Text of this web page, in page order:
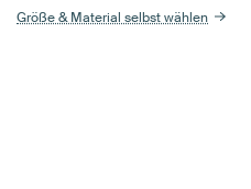
Größe & Material selbst wählen